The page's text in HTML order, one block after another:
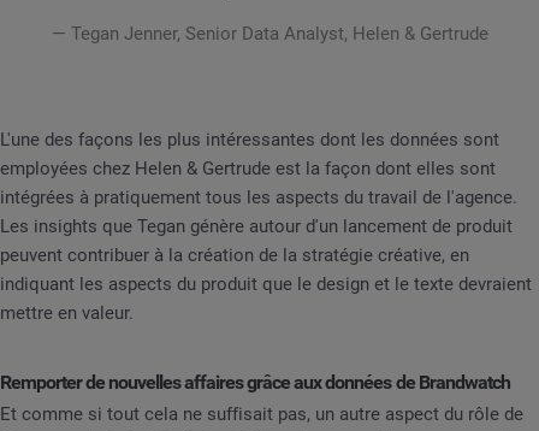
— Tegan Jenner, Senior Data Analyst, Helen & Gertrude
L'une des façons les plus intéressantes dont les données sont
employées chez Helen & Gertrude est la façon dont elles sont
intégrées à pratiquement tous les aspects du travail de l'agence.
Les insights que Tegan génère autour d'un lancement de produit
peuvent contribuer à la création de la stratégie créative, en
indiquant les aspects du produit que le design et le texte devraient
mettre en valeur.
Remporter de nouvelles affaires grâce aux données de Brandwatch
Et comme si tout cela ne suffisait pas, un autre aspect du rôle de